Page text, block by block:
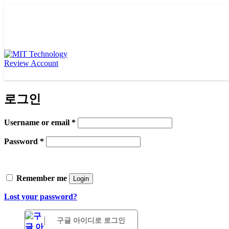
로그인
Username or email *
Password *
Remember me Login
Lost your password?
구글 아이디로 로그인